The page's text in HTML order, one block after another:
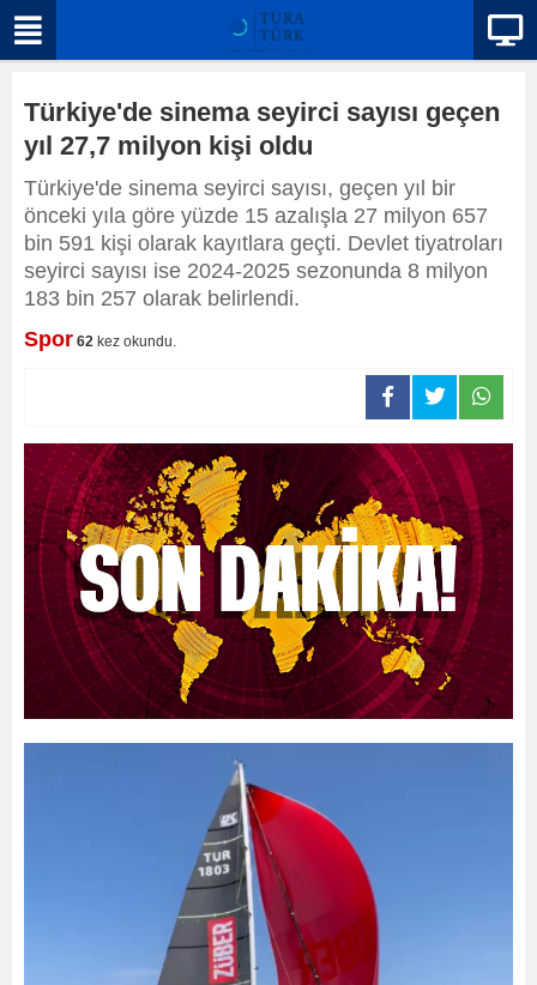
Türkiye'de sinema seyirci sayısı geçen
yıl 27,7 milyon kişi oldu
Türkiye'de sinema seyirci sayısı, geçen yıl bir
önceki yıla göre yüzde 15 azalışla 27 milyon 657
bin 591 kişi olarak kayıtlara geçti. Devlet tiyatroları
seyirci sayısı ise 2024-2025 sezonunda 8 milyon
183 bin 257 olarak belirlendi.
Spor 62 kez okundu.